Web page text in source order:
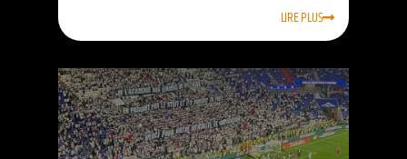
LIRE PLUS